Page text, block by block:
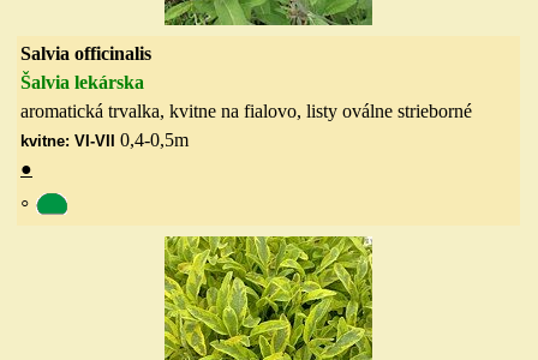
Salvia officinalis
Šalvia lekárska
aromatická trvalka, kvitne na fialovo, listy oválne strieborné
kvitne: VI-VII 0,4-0,5m
●
◦